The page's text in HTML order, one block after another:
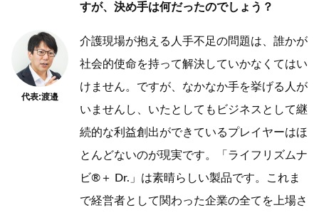
すが、決め手は何だったのでしょう？
代表:渡邉
介護現場が抱える人手不足の問題は、誰かが
社会的使命を持って解決していかなくてはい
けません。ですが、なかなか手を挙げる人が
いませんし、いたとしてもビジネスとして継
続的な利益創出ができているプレイヤーはほ
とんどないのが現実です。「ライフリズムナ
ビ®＋ Dr.」は素晴らしい製品です。これま
で経営者として関わった企業の全てを上場さ